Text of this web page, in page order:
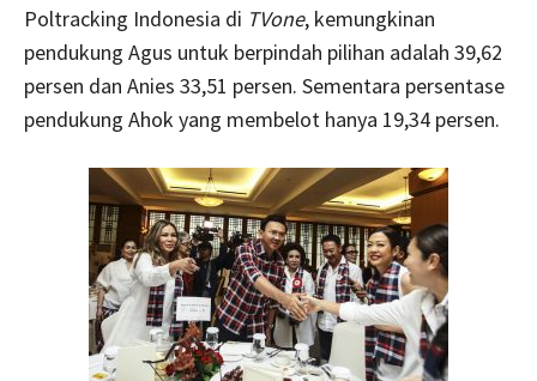
Poltracking Indonesia di TVone, kemungkinan
pendukung Agus untuk berpindah pilihan adalah 39,62
persen dan Anies 33,51 persen. Sementara persentase
pendukung Ahok yang membelot hanya 19,34 persen.